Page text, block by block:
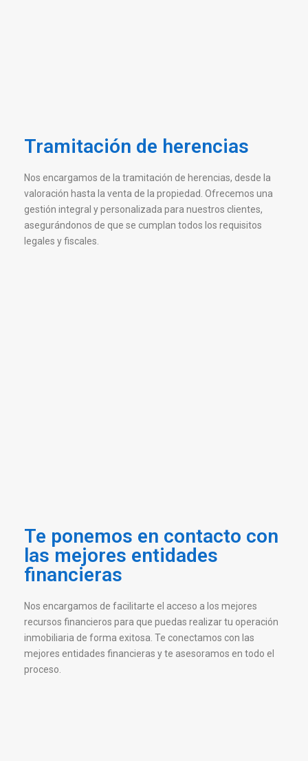
Tramitación de herencias
Nos encargamos de la tramitación de herencias, desde la
valoración hasta la venta de la propiedad. Ofrecemos una
gestión integral y personalizada para nuestros clientes,
asegurándonos de que se cumplan todos los requisitos
legales y fiscales.
Te ponemos en contacto con
las mejores entidades
financieras
Nos encargamos de facilitarte el acceso a los mejores
recursos financieros para que puedas realizar tu operación
inmobiliaria de forma exitosa. Te conectamos con las
mejores entidades financieras y te asesoramos en todo el
proceso.